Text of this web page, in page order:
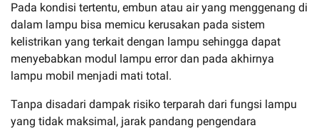
Pada kondisi tertentu, embun atau air yang menggenang di
dalam lampu bisa memicu kerusakan pada sistem
kelistrikan yang terkait dengan lampu sehingga dapat
menyebabkan modul lampu error dan pada akhirnya
lampu mobil menjadi mati total.
Tanpa disadari dampak risiko terparah dari fungsi lampu
yang tidak maksimal, jarak pandang pengendara